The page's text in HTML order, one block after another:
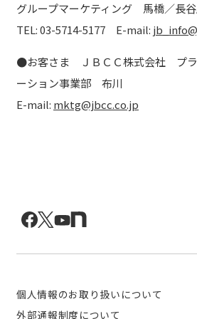
グループマーケティング 馬橋／長
TEL: 03-5714-5177 E-mail:
●お客さま ＪＢＣＣ株式会社 プラ
ーション事業部 布川
E-mail: mktg@jbcc.co.jp
個人情報のお取り扱いについて
外部通報制度について